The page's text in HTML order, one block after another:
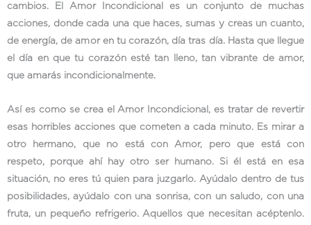
cambios. El Amor Incondicional es un conjunto de muchas
acciones, donde cada una que haces, sumas y creas un cuanto,
de energía, de amor en tu corazón, día tras día. Hasta que llegue
el día en que tu corazón esté tan lleno, tan vibrante de amor,
que amarás incondicionalmente.
Así es como se crea el Amor Incondicional, es tratar de revertir
esas horribles acciones que cometen a cada minuto. Es mirar a
otro hermano, que no está con Amor, pero que está con
respeto, porque ahí hay otro ser humano. Si él está en esa
situación, no eres tú quien para juzgarlo. Ayúdalo dentro de tus
posibilidades, ayúdalo con una sonrisa, con un saludo, con una
fruta, un pequeño refrigerio. Aquellos que necesitan acéptenlo.